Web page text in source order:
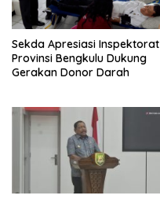
Sekda Apresiasi Inspektorat
Provinsi Bengkulu Dukung
Gerakan Donor Darah